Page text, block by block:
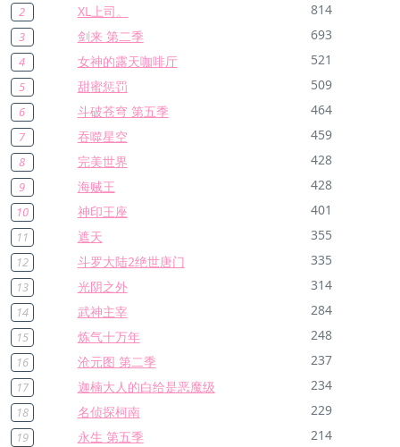
2 XL上司。 814
3 剑来 第二季 693
4 女神的露天咖啡厅 521
5 甜蜜惩罚 509
6 斗破苍穹 第五季 464
7 吞噬星空 459
8 完美世界 428
9 海贼王 428
10 神印王座 401
11 遮天 355
12 斗罗大陆2绝世唐门 335
13 光阴之外 314
14 武神主宰 284
15 炼气十万年 248
16 沧元图 第二季 237
17 迦楠大人的白给是恶魔级 234
18 名侦探柯南 229
19 永生 第五季 214